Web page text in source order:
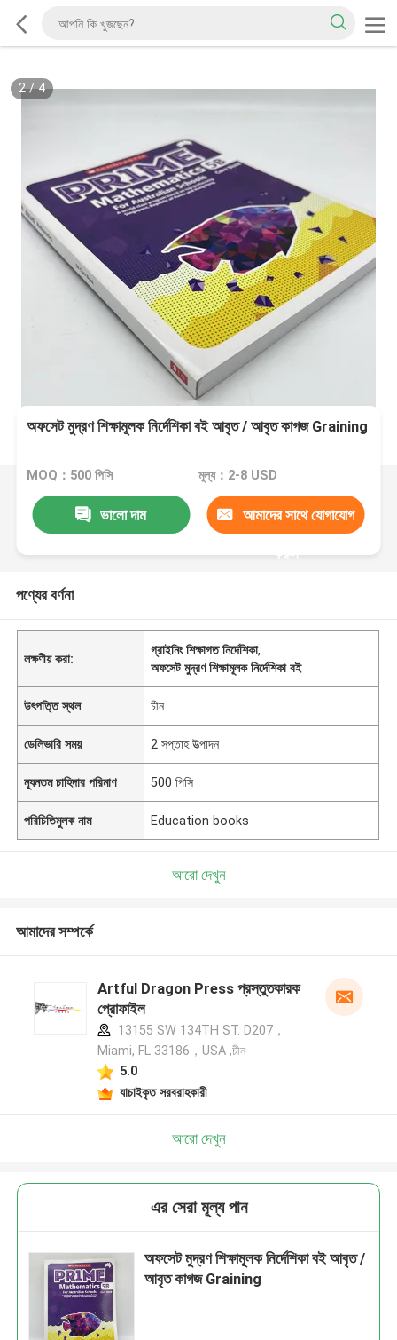
2/4
অফসেট মুদ্রণ শিক্ষামূলক নির্দেশিকা বই আবৃত / আবৃত কাগজ Graining
MOQ：500 পিসি মূল্য：2-8 USD
ভালো দাম আমাদের সাথে যোগাযোগ
করুন
পণ্যের বর্ণনা
লক্ষণীয় করা:
গ্রাইনিং শিক্ষাগত নির্দেশিকা,
অফসেট মুদ্রণ শিক্ষামূলক নির্দেশিকা বই
উৎপত্তি স্থল চীন
ডেলিভারি সময় 2 সপ্তাহ উত্পাদন
ন্যূনতম চাহিদার পরিমাণ 500 পিসি
পরিচিতিমুলক নাম Education books
আরো দেখুন
আমাদের সম্পর্কে
Artful Dragon Press প্রস্তুতকারক
প্রোফাইল
13155 SW 134TH ST. D207，
Miami, FL 33186，USA ,চীন
5.0
যাচাইকৃত সরবরাহকারী
আরো দেখুন
এর সেরা মূল্য পান
অফসেট মুদ্রণ শিক্ষামূলক নির্দেশিকা বই আবৃত /
আবৃত কাগজ Graining